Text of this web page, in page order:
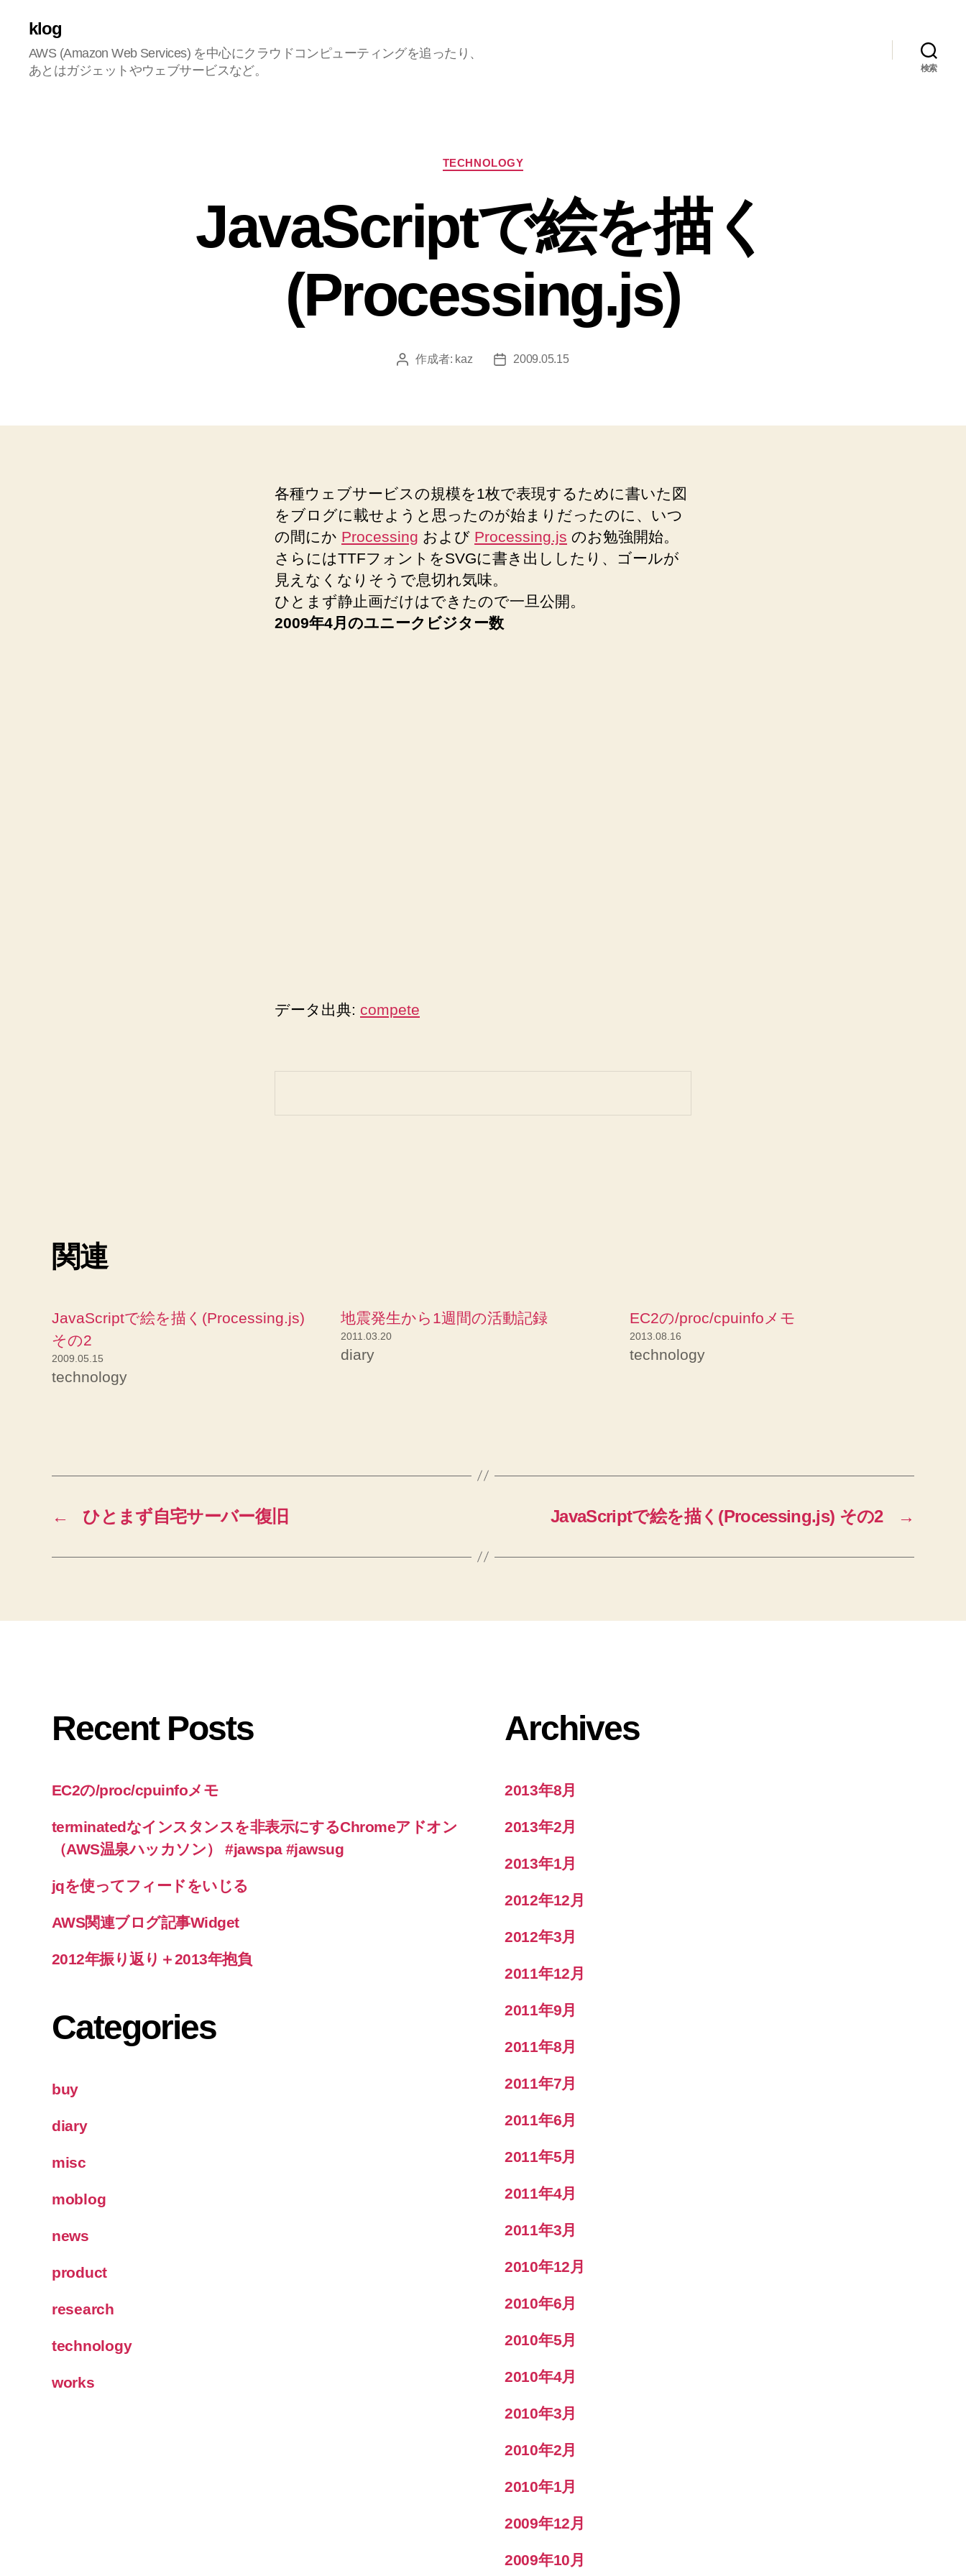
klog
AWS (Amazon Web Services) を中心にクラウドコンピューティングを追ったり、
あとはガジェットやウェブサービスなど。
検索
カ
テ
リ
ー
TECHNOLOGY
JavaScriptで絵を描く
(Processing.js)
投
作成者: kaz
投
2009.05.15
各種ウェブサービスの規模を1枚で表現するために書いた図
をブログに載せようと思ったのが始まりだったのに、いつ
の間にか Processing および Processing.js のお勉強開始。
さらにはTTFフォントをSVGに書き出ししたり、ゴールが
見えなくなりそうで息切れ気味。
ひとまず静止画だけはできたので一旦公開。
2009年4月のユニークビジター数
データ出典: compete
関連
JavaScriptで絵を描く(Processing.js)
その2
2009.05.15
technology
地震発生から1週間の活動記録
2011.03.20
diary
EC2の/proc/cpuinfoメモ
2013.08.16
technology
← ひとまず自宅サーバー復旧 →
JavaScriptで絵を描く(Processing.js) その2
Recent Posts
EC2の/proc/cpuinfoメモ
terminatedなインスタンスを非表示にするChromeアドオン
（AWS温泉ハッカソン） #jawspa #jawsug
jqを使ってフィードをいじる
AWS関連ブログ記事Widget
2012年振り返り＋2013年抱負
Categories
buy
diary
misc
moblog
news
product
research
technology
works
Archives
2013年8月
2013年2月
2013年1月
2012年12月
2012年3月
2011年12月
2011年9月
2011年8月
2011年7月
2011年6月
2011年5月
2011年4月
2011年3月
2010年12月
2010年6月
2010年5月
2010年4月
2010年3月
2010年2月
2010年1月
2009年12月
2009年10月